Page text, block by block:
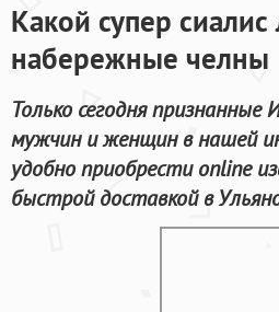
Какой супер
набережные челны
Только сегодня
мужчин и женщин в нашей
удобно приобрести online
быстрой доставкой в